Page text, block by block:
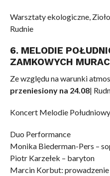
Warsztaty ekologiczne,
Rudnie
6. MELODIE
ZAMKOWYCH
Ze względu na warunki
przeniesiony na 24.08|
Koncert Melodie
Duo Performance
Monika Biederman-Pers –
Piotr Karzełek – baryton
Marcin Korbut: prowadzenie